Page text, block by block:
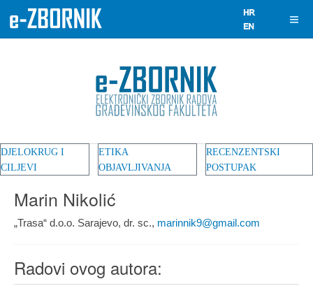
DJELOKRUG I
CILJEVI
ETIKA
OBJAVLJIVANJA
RECENZENTSKI
POSTUPAK
Marin Nikolić
„Trasa“ d.o.o. Sarajevo, dr. sc., marinnik9@gmail.com
Radovi ovog autora: